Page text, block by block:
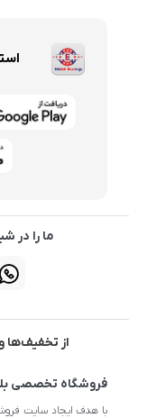
ما را در
از تخفیف‌ها
فروشگاه تخصصی
با هدف ایجاد سایت